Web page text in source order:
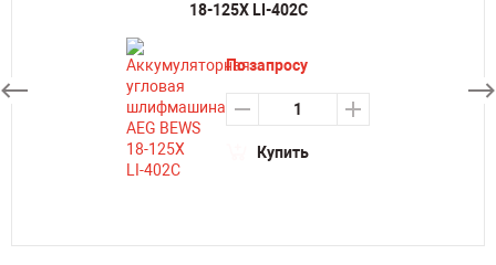
18-125Х LI-402C
По запросу
Купить